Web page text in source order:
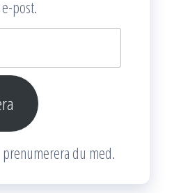
post.
prenumerera du med.